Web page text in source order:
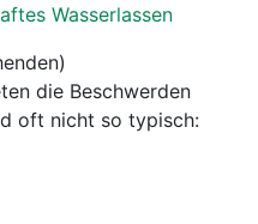
Wasserlassen
die Beschwerden
oft nicht so typisch: